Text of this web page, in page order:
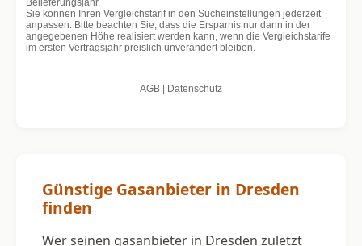
Günstige Gasanbieter in Dresden
finden
Wer seinen gasanbieter in Dresden zuletzt